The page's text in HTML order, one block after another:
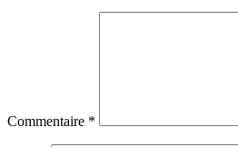
Commentaire *